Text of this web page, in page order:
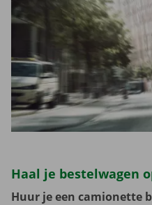
Haal je bestelwagen
Huur je een camionette